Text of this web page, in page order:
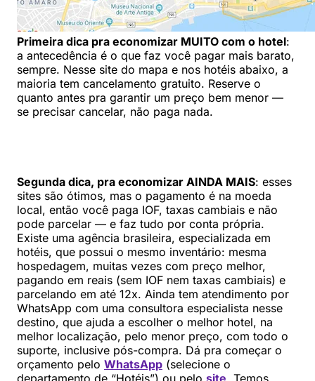
Primeira dica pra economizar MUITO com o hotel:
a antecedência é o que faz você pagar mais barato,
sempre. Nesse site do mapa e nos hotéis abaixo, a
maioria tem cancelamento gratuito. Reserve o
quanto antes pra garantir um preço bem menor —
se precisar cancelar, não paga nada.
Segunda dica, pra economizar AINDA MAIS: esses
sites são ótimos, mas o pagamento é na moeda
local, então você paga IOF, taxas cambiais e não
pode parcelar — e faz tudo por conta própria.
Existe uma agência brasileira, especializada em
hotéis, que possui o mesmo inventário: mesma
hospedagem, muitas vezes com preço melhor,
pagando em reais (sem IOF nem taxas cambiais) e
parcelando em até 12x. Ainda tem atendimento por
WhatsApp com uma consultora especialista nesse
destino, que ajuda a escolher o melhor hotel, na
melhor localização, pelo menor preço, com todo o
suporte, inclusive pós-compra. Dá pra começar o
orçamento pelo WhatsApp (selecione o